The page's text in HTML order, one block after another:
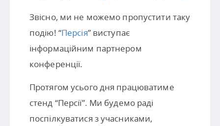
Звісно, ми не можемо пропустити таку
подію! “Персія” виступає
інформаційним партнером
конференції.
Протягом усього дня працюватиме
стенд “Персії”. Ми будемо раді
поспілкуватися з учасниками,